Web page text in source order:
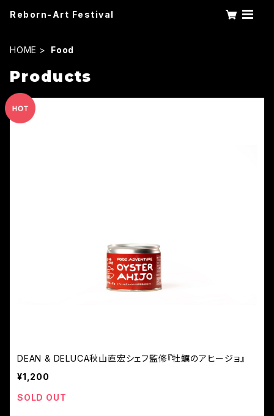
Reborn-Art Festival
HOME Food
Products
DEAN & DELUCA秋山直宏シェフ監修『牡蠣のアヒージョ』
¥1,200
SOLD OUT